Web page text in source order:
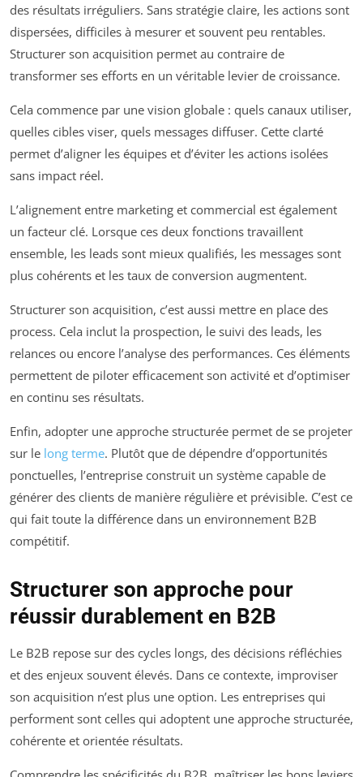
des résultats irréguliers. Sans stratégie claire, les actions sont
dispersées, difficiles à mesurer et souvent peu rentables.
Structurer son acquisition permet au contraire de
transformer ses efforts en un véritable levier de croissance.
Cela commence par une vision globale : quels canaux utiliser,
quelles cibles viser, quels messages diffuser. Cette clarté
permet d’aligner les équipes et d’éviter les actions isolées
sans impact réel.
L’alignement entre marketing et commercial est également
un facteur clé. Lorsque ces deux fonctions travaillent
ensemble, les leads sont mieux qualifiés, les messages sont
plus cohérents et les taux de conversion augmentent.
Structurer son acquisition, c’est aussi mettre en place des
process. Cela inclut la prospection, le suivi des leads, les
relances ou encore l’analyse des performances. Ces éléments
permettent de piloter efficacement son activité et d’optimiser
en continu ses résultats.
Enfin, adopter une approche structurée permet de se projeter
sur le long terme. Plutôt que de dépendre d’opportunités
ponctuelles, l’entreprise construit un système capable de
générer des clients de manière régulière et prévisible. C’est ce
qui fait toute la différence dans un environnement B2B
compétitif.
Structurer son approche pour
réussir durablement en B2B
Le B2B repose sur des cycles longs, des décisions réfléchies
et des enjeux souvent élevés. Dans ce contexte, improviser
son acquisition n’est plus une option. Les entreprises qui
performent sont celles qui adoptent une approche structurée,
cohérente et orientée résultats.